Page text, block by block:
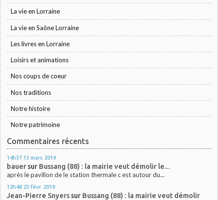
La vie en Lorraine
La vie en Saône Lorraine
Les livres en Lorraine
Loisirs et animations
Nos coups de coeur
Nos traditions
Notre histoire
Notre patrimoine
Commentaires récents
14h37 13 mars 2019
bauersur Bussang (88) : la mairie veut démolir le...
après le pavillon de le station thermale c est autour du...
12h48 23 févr. 2019
Jean-Pierre Snyerssur Bussang (88) : la mairie veut démolir